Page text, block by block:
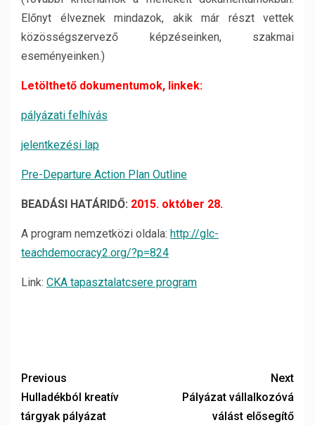
Előnyt élveznek mindazok, akik már részt vettek
közösségszervező képzéseinken, szakmai
eseményeinken.)
Letölthető dokumentumok, linkek:
pályázati felhívás
jelentkezési lap
Pre-Departure Action Plan Outline
BEADÁSI HATÁRIDŐ: 2015. október 28.
A program nemzetközi oldala: http://glc-
teachdemocracy2.org/?p=824
Link: CKA tapasztalatcsere program
Previous
Hulladékból kreatív
tárgyak pályázat
Next
Pályázat vállalkozóvá
válást elősegítő